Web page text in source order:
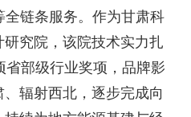
链条服务。作为甘肃科
究院，该院技术实力扎
省部级行业奖项，品牌影
辐射西北，逐步完成向